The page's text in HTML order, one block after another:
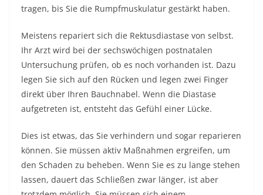
tragen, bis Sie die Rumpfmuskulatur gestärkt haben.
Meistens repariert sich die Rektusdiastase von selbst.
Ihr Arzt wird bei der sechswöchigen postnatalen
Untersuchung prüfen, ob es noch vorhanden ist. Dazu
legen Sie sich auf den Rücken und legen zwei Finger
direkt über Ihren Bauchnabel. Wenn die Diastase
aufgetreten ist, entsteht das Gefühl einer Lücke.
Dies ist etwas, das Sie verhindern und sogar reparieren
können. Sie müssen aktiv Maßnahmen ergreifen, um
den Schaden zu beheben. Wenn Sie es zu lange stehen
lassen, dauert das Schließen zwar länger, ist aber